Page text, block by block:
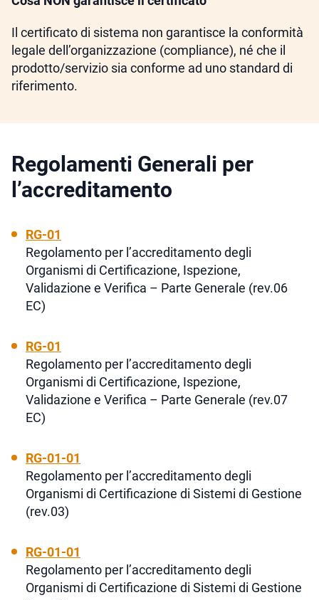
Il certificato di sistema non garantisce la conformità
legale dell’organizzazione (compliance), né che il
prodotto/servizio sia conforme ad uno standard di
riferimento.
Regolamenti Generali per
l’accreditamento
RG-01
Regolamento per l’accreditamento degli
Organismi di Certificazione, Ispezione,
Validazione e Verifica – Parte Generale (rev.06
EC)
RG-01
Regolamento per l’accreditamento degli
Organismi di Certificazione, Ispezione,
Validazione e Verifica – Parte Generale (rev.07
EC)
RG-01-01
Regolamento per l’accreditamento degli
Organismi di Certificazione di Sistemi di Gestione
(rev.03)
RG-01-01
Regolamento per l’accreditamento degli
Organismi di Certificazione di Sistemi di Gestione